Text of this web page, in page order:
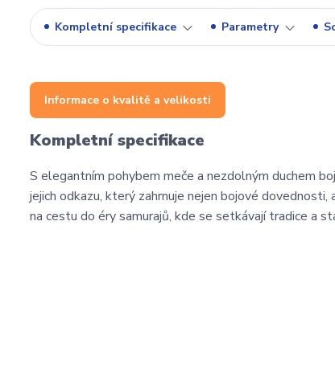
Kompletní specifikace Parametry
Informace o kvalitě a velikosti
Kompletní specifikace
S elegantním pohybem meče a nezdolným duchem
jejich odkazu, který zahrnuje nejen bojové
na cestu do éry samurajů, kde se setkávají tradice a